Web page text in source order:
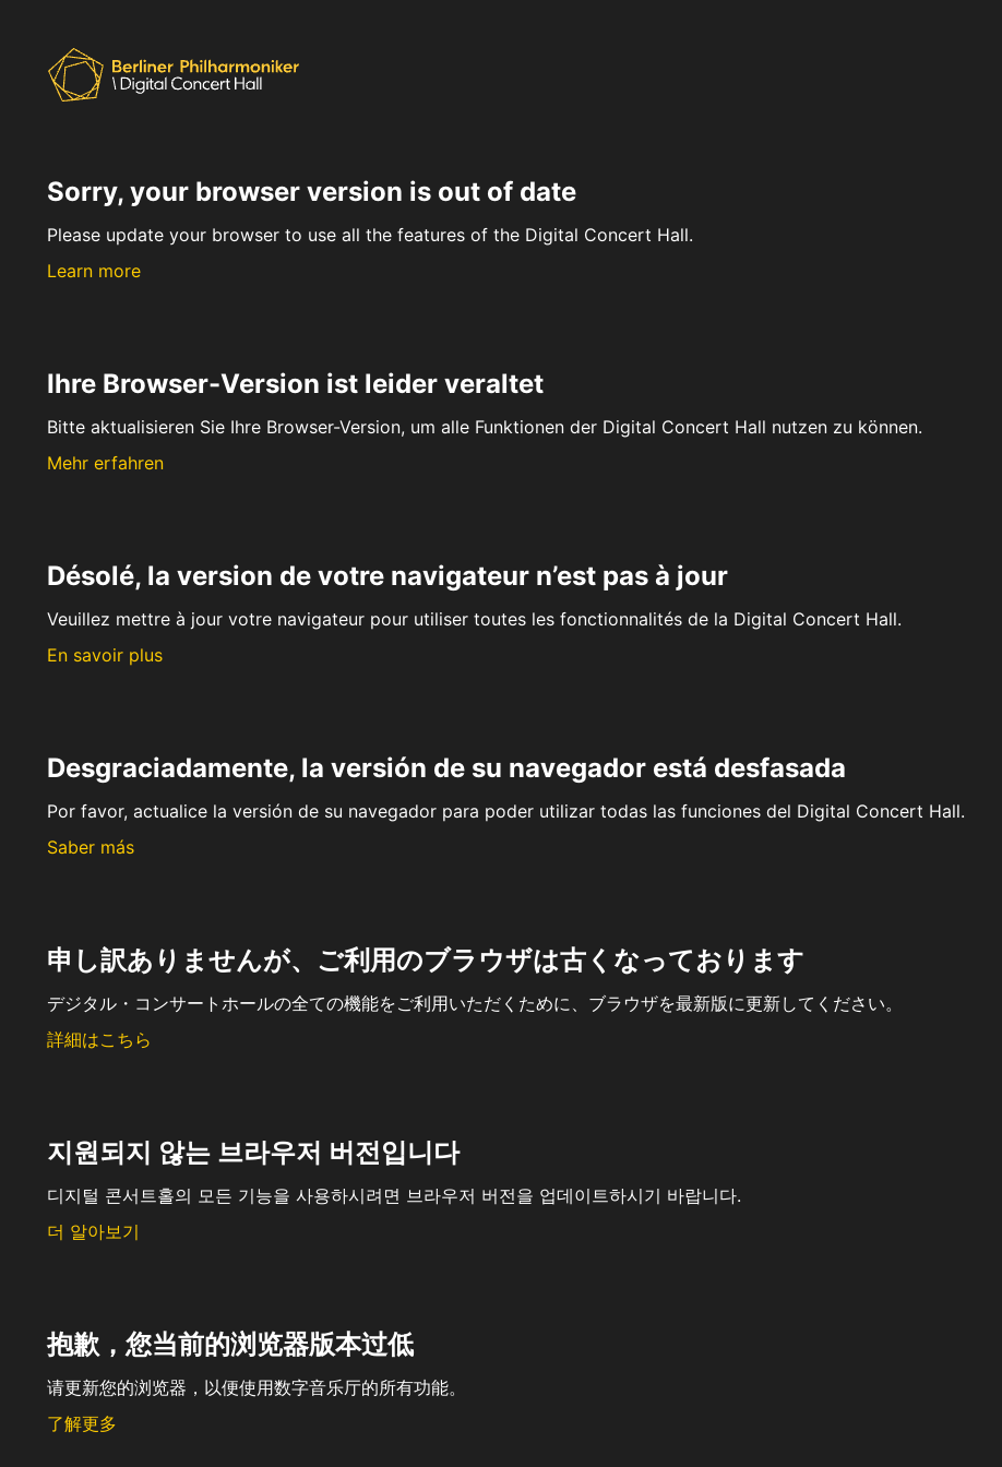
Sorry, your browser version is out of date
Please update your browser to use all the features of the Digital Concert Hall.
Learn more
Ihre Browser-Version ist leider veraltet
Bitte aktualisieren Sie Ihre Browser-Version, um alle Funktionen der Digital Concert Hall nutzen zu können.
Mehr erfahren
Désolé, la version de votre navigateur n’est pas à jour
Veuillez mettre à jour votre navigateur pour utiliser toutes les fonctionnalités de la Digital Concert Hall.
En savoir plus
Desgraciadamente, la versión de su navegador está desfasada
Por favor, actualice la versión de su navegador para poder utilizar todas las funciones del Digital Concert Hall.
Saber más
申し訳ありませんが、ご利用のブラウザは古くなっております
デジタル・コンサートホールの全ての機能をご利用いただくために、ブラウザを最新版に更新してください。
詳細はこちら
지원되지 않는 브라우저 버전입니다
디지털 콘서트홀의 모든 기능을 사용하시려면 브라우저 버전을 업데이트하시기 바랍니다.
더 알아보기
抱歉，您当前的浏览器版本过低
请更新您的浏览器，以便使用数字音乐厅的所有功能。
了解更多